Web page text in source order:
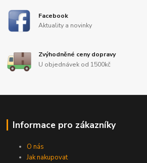
Facebook
Aktuality a novinky
Zvýhodněné ceny dopravy
U objednávek od 1500kč
Informace pro zákazníky
O nás
Jak nakupovat